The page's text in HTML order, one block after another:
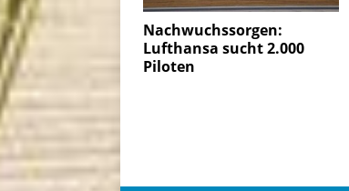
Nachwuchssorgen:
Lufthansa sucht 2.000
Piloten